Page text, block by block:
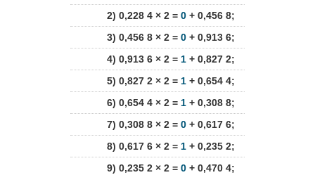
2) 0,228 4 × 2 = 0 + 0,456 8;
3) 0,456 8 × 2 = 0 + 0,913 6;
4) 0,913 6 × 2 = 1 + 0,827 2;
5) 0,827 2 × 2 = 1 + 0,654 4;
6) 0,654 4 × 2 = 1 + 0,308 8;
7) 0,308 8 × 2 = 0 + 0,617 6;
8) 0,617 6 × 2 = 1 + 0,235 2;
9) 0,235 2 × 2 = 0 + 0,470 4;